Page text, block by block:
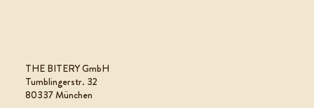
THE BITERY GmbH
Tumblingerstr. 32
80337 München